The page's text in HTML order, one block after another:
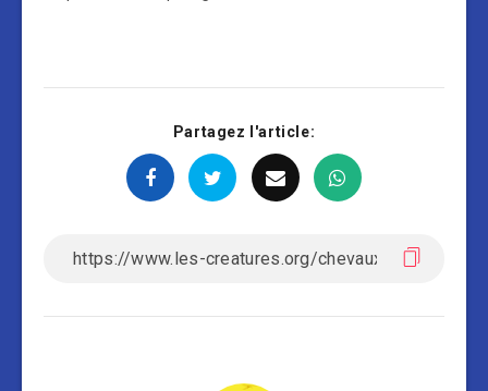
Partagez l'article: